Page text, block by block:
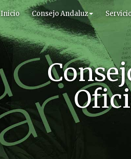
Inicio Consejo Andaluz